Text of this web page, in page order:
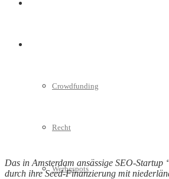
Crowdfunding
Recht
Werbespots
Das in Amsterdam ansässige SEO-Startup
durch ihre Seed-Finanzierung mit